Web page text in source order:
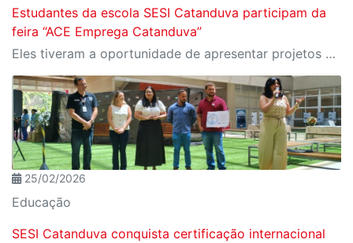
Estudantes da escola SESI Catanduva participam da
feira “ACE Emprega Catanduva”
Eles tiveram a oportunidade de apresentar projetos e atividades que são desenvolvidos no dia a dia
25/02/2026
Educação
SESI Catanduva conquista certificação internacional